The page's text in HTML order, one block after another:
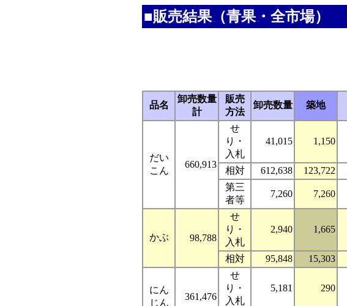
■販売結果（青果・全市場）
品名
卸売数量
計
販売
方法
卸売数量 築地
だい
こん
660,913
せ
り・
入札
41,015 1,150
相対 612,638 123,722
第三
者等
7,260 7,260
かぶ 98,788
せ
り・
入札
2,940 1,665
相対 95,848 15,303
にん
じん
361,476
せ
り・
入札
5,181 290